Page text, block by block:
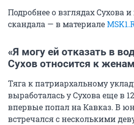
Подробнее о взглядах Сухова
скандала — в материале
«Я могу ей отказать в
Сухов относится к
Тяга к патриархальному
выработалась у Сухова еще в
впервые попал на Кавказ. В
встречался с несколькими